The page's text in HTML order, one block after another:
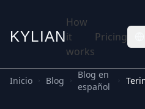
KYLIAN
How
it
works
Pricing
Inicio Blog
Blog en
español